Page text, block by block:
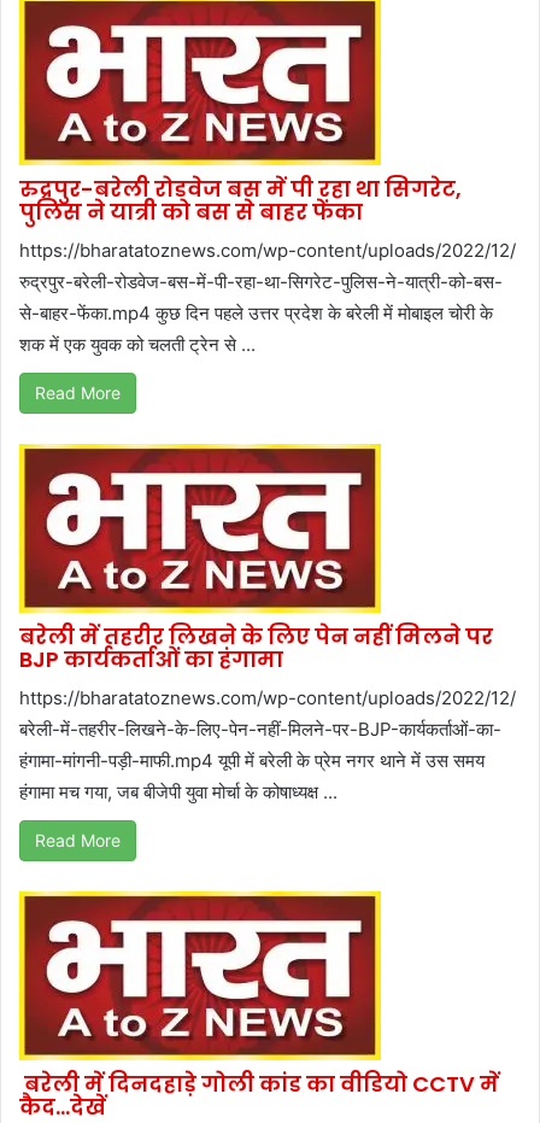
रुद्रपुर-बरेली रोडवेज बस में पी रहा था सिगरेट,
पुलिस ने यात्री को बस से बाहर फेंका
https://bharatatoznews.com/wp-content/uploads/2022/12/
रुद्रपुर-बरेली-रोडवेज-बस-में-पी-रहा-था-सिगरेट-पुलिस-ने-यात्री-को-बस-
से-बाहर-फेंका.mp4 कुछ दिन पहले उत्तर प्रदेश के बरेली में मोबाइल चोरी के
शक में एक युवक को चलती ट्रेन से ...
Read More
बरेली में तहरीर लिखने के लिए पेन नहीं मिलने पर
BJP कार्यकर्ताओं का हंगामा
https://bharatatoznews.com/wp-content/uploads/2022/12/
बरेली-में-तहरीर-लिखने-के-लिए-पेन-नहीं-मिलने-पर-BJP-कार्यकर्ताओं-का-
हंगामा-मांगनी-पड़ी-माफी.mp4 यूपी में बरेली के प्रेम नगर थाने में उस समय
हंगामा मच गया, जब बीजेपी युवा मोर्चा के कोषाध्यक्ष ...
Read More
बरेली में दिनदहाड़े गोली कांड का वीडियो CCTV में
कैद…देखें